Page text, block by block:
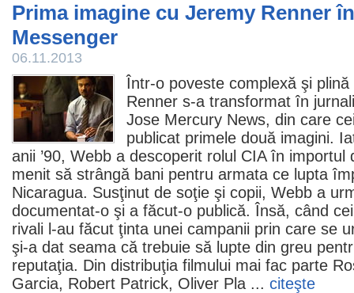
Prima imagine cu Jeremy Renner
Messenger
06.11.2013
Într-o poveste complexă şi
Renner s-a transformat în
Jose Mercury News, din care
publicat primele două imagini.
anii ’90, Webb a descoperit rolul CIA în
menit să strângă bani pentru armata ce lupta
Nicaragua. Susţinut de soţie şi copii, Webb a
documentat-o şi a făcut-o publică. Însă, când
rivali l-au făcut ţinta unei campanii prin care se
şi-a dat seama că trebuie să lupte din greu
reputaţia. Din distribuţia filmului mai fac parte
Garcia, Robert Patrick, Oliver Pla ... citeşte